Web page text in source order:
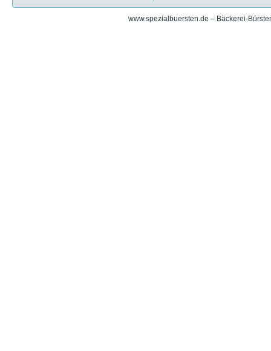
www.spezialbuersten.de – Bäckerei-